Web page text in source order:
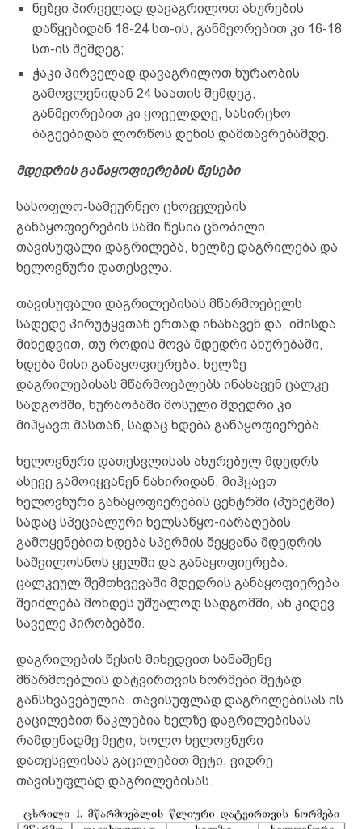
ნეზვი პირველად დავაგრილოთ ახურების
დაწყებიდან 18-24 სთ-ის, განმეორებით კი 16-18
სთ-ის შემდეგ;
ჭაკი პირველად დავაგრილოთ ხურაობის
გამოვლენიდან 24 საათის შემდეგ,
განმეორებით კი ყოველდღე, სასირცხო
ბაგეებიდან ლორწოს დენის დამთავრებამდე.
მდედრის განაყოფიერების წესები
სასოფლო-სამეურნეო ცხოველების
განაყოფიერების სამი წესია ცნობილი,
თავისუფალი დაგრილება, ხელზე დაგრილება და
ხელოვნური დათესვლა.
თავისუფალი დაგრილებისას მწარმოებელს
სადედე პირუტყვთან ერთად ინახავენ და, იმისდა
მიხედვით, თუ როდის მოვა მდედრი ახურებაში,
ხდება მისი განაყოფიერება. ხელზე
დაგრილებისას მწარმოებლებს ინახავენ ცალკე
სადგომში, ხურაობაში მოსული მდედრი კი
მიჰყავთ მასთან, სადაც ხდება განაყოფიერება.
ხელოვნური დათესვლისას ახურებულ მდედრს
ასევე გამოიყვანენ ნახირიდან, მიჰყავთ
ხელოვნური განაყოფიერების ცენტრში (პუნქტში)
სადაც სპეციალური ხელსაწყო-იარაღების
გამოყენებით ხდება სპერმის შეყვანა მდედრის
საშვილოსნოს ყელში და განაყოფიერება.
ცალკეულ შემთხვევაში მდედრის განაყოფიერება
შეიძლება მოხდეს უშუალოდ სადგომში, ან კიდევ
საველე პირობებში.
დაგრილების წესის მიხედვით სანაშენე
მწარმოებლის დატვირთვის ნორმები მეტად
განსხვავებულია. თავისუფლად დაგრილებისას ის
გაცილებით ნაკლებია ხელზე დაგრილებისას
რამდენადმე მეტი, ხოლო ხელოვნური
დათესვლისას გაცილებით მეტი, ვიდრე
თავისუფლად დაგრილებისას.